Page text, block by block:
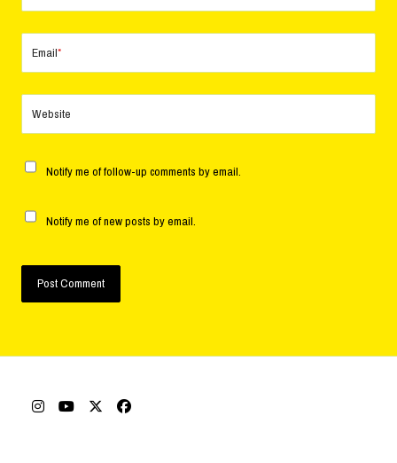
Email*
Website
Notify me of follow-up comments by email.
Notify me of new posts by email.